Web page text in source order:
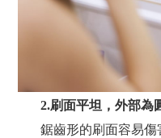
2.刷面平坦，外部為
鋸齒形的刷面容易